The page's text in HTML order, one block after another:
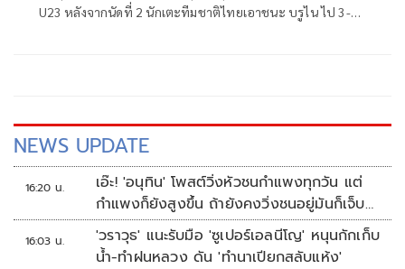
U23 หลังจากนัดที่ 2 นักเตะทีมชาติไทยเอาชนะ บรูไน ไป 3-0
NEWS UPDATE
16:20 น.
เอ๊ะ! 'อนุทิน' โพสต์วิ่งหัวชนกำแพงทุกวัน แต่
กำแพงก็ยังสูงขึ้น ถ้ายังคงวิ่งชนอยู่มันก็เจ็บ
หัวอีก
16:03 น.
'วราวุธ' แนะรับมือ 'ซูเปอร์เอลนีโญ' หนุนกักเก็บ
น้ำ-ทำฝนหลวง ดัน 'ทำนาเปียกสลับแห้ง'